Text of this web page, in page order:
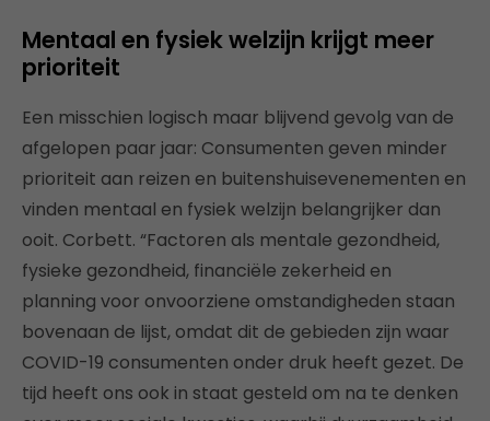
Mentaal en fysiek welzijn krijgt meer
prioriteit
Een misschien logisch maar blijvend gevolg van de
afgelopen paar jaar: Consumenten geven minder
prioriteit aan reizen en buitenshuisevenementen en
vinden mentaal en fysiek welzijn belangrijker dan
ooit. Corbett. “Factoren als mentale gezondheid,
fysieke gezondheid, financiële zekerheid en
planning voor onvoorziene omstandigheden staan ​​
bovenaan de lijst, omdat dit de gebieden zijn waar
COVID-19 consumenten onder druk heeft gezet. De
tijd heeft ons ook in staat gesteld om na te denken